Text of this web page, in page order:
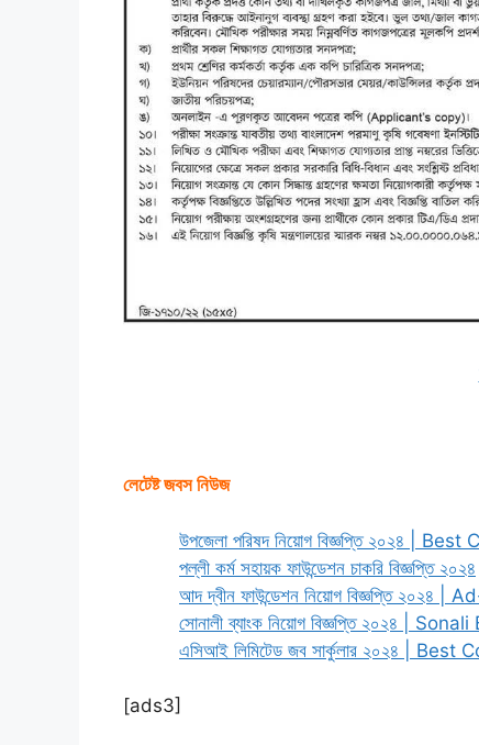
লেটেষ্ট জবস নিউজ
উপজেলা পরিষদ নিয়োগ বিজ্ঞপ্তি ২০২৪ | Best
পল্লী কর্ম সহায়ক ফাউন্ডেশন চাকরি বিজ্ঞপ্তি ২০২৪
আদ দ্বীন ফাউন্ডেশন নিয়োগ বিজ্ঞপ্তি ২০২৪ |
সোনালী ব্যাংক নিয়োগ বিজ্ঞপ্তি ২০২৪ |
এসিআই লিমিটেড জব সার্কুলার ২০২৪ |
[ads3]